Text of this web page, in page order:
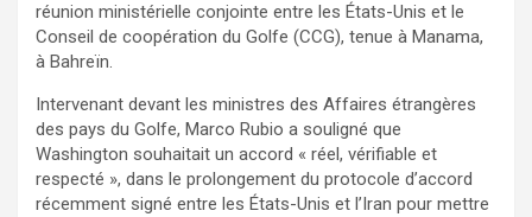
réunion ministérielle conjointe entre les États-Unis et le
Conseil de coopération du Golfe (CCG), tenue à Manama,
à Bahreïn.
Intervenant devant les ministres des Affaires étrangères
des pays du Golfe, Marco Rubio a souligné que
Washington souhaitait un accord « réel, vérifiable et
respecté », dans le prolongement du protocole d’accord
récemment signé entre les États-Unis et l’Iran pour mettre